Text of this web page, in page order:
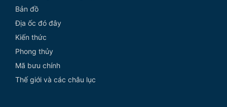
Bản đồ
Địa ốc đó đây
Kiến thức
Phong thủy
Mã bưu chính
Thế giới và các châu lục